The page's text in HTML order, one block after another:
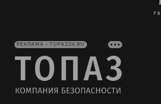
РЕКЛАМА • TOPAZ24.RU